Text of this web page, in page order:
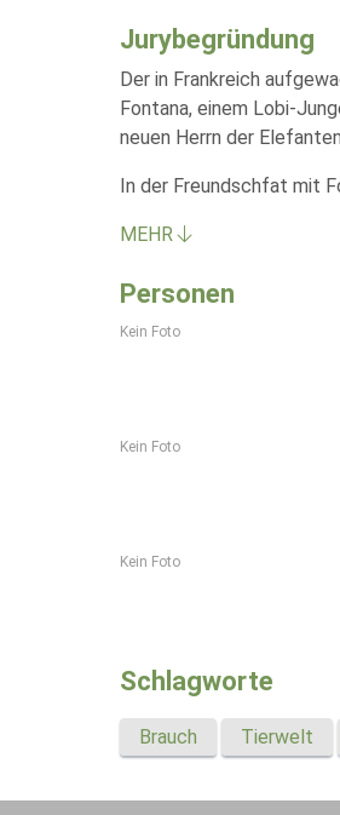
Jurybegründung
Der in Frankreich
Fontana, einem Lobi-
neuen Herrn der
In der Freundschfat mit
MEHR
Personen
Kein Foto
Kein Foto
Kein Foto
Schlagworte
Brauch Tierwelt